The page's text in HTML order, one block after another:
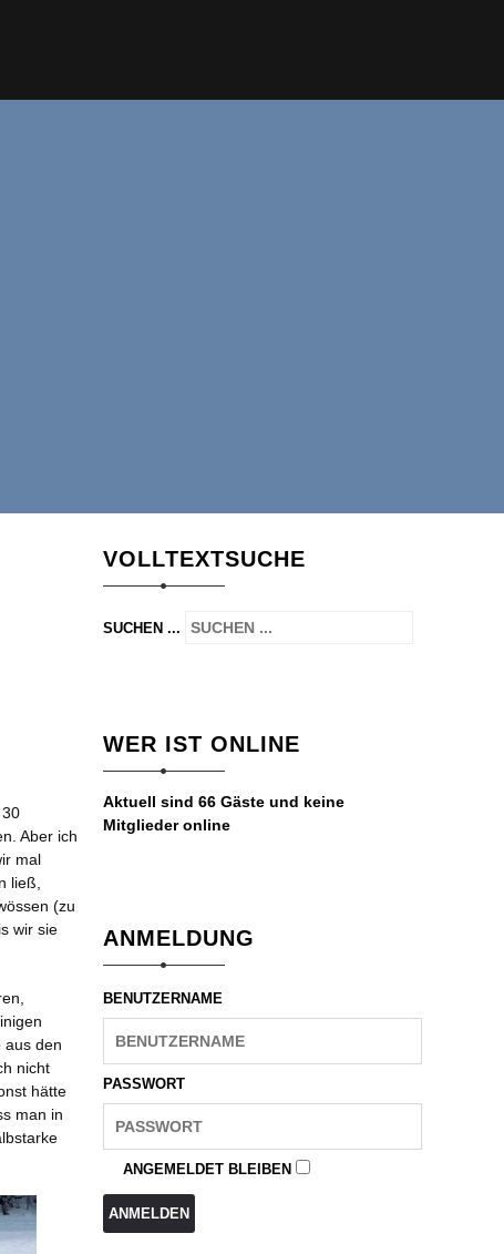
Aber ich
mal
ließ,
(zu
wir sie
aus den
nicht
hätte
man in
VOLLTEXTSUCHE
SUCHEN ...
WER IST ONLINE
Aktuell sind 66 Gäste und keine
Mitglieder online
ANMELDUNG
BENUTZERNAME
PASSWORT
ANGEMELDET BLEIBEN
ANMELDEN